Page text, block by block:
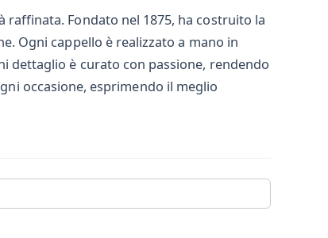
Fondato nel 1875, ha costruito la
Ogni cappello è realizzato a mano in
dettaglio è curato con passione, rendendo
occasione, esprimendo il meglio